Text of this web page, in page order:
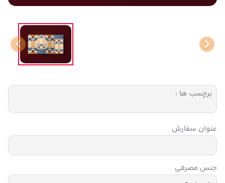
برچسب ها :
عنوان سفارش
جنس مصرفی